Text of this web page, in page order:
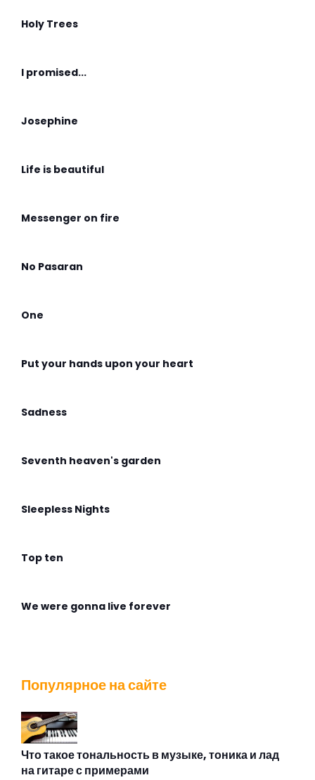
Holy Trees
I promised...
Josephine
Life is beautiful
Messenger on fire
No Pasaran
One
Put your hands upon your heart
Sadness
Seventh heaven's garden
Sleepless Nights
Top ten
We were gonna live forever
Алиса
Популярное на сайте
Что такое тональность в музыке, тоника и лад
на гитаре с примерами